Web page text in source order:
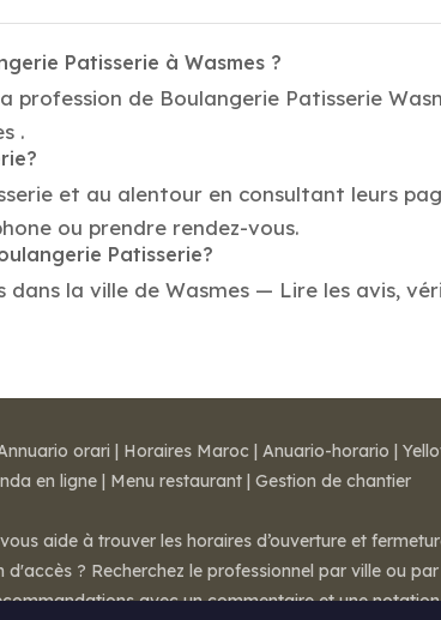
Patisserie à Wasmes ?
de Boulangerie Patisserie
.
et au alentour en consultant leurs
ou prendre rendez-vous.
Patisserie?
la ville de Wasmes — Lire les avis,
orari | Horaires Maroc | Anuario-horario |
en ligne | Menu restaurant | Gestion de chantier
aide à trouver les horaires d’ouverture et
d'accès ? Recherchez le professionnel par ville ou
avec un commentaire et une